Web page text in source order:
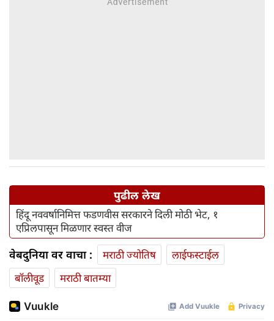
पुढील लेख
हिंदू नववर्षानिमित्त फडणवीस सरकारने दिली मोठी भेट, १
एप्रिलपासून मिळणार स्वस्त वीज
वेबदुनिया वर वाचा : मराठी ज्योतिष
लाईफस्टाईल
बॉलीवूड
मराठी बातम्या